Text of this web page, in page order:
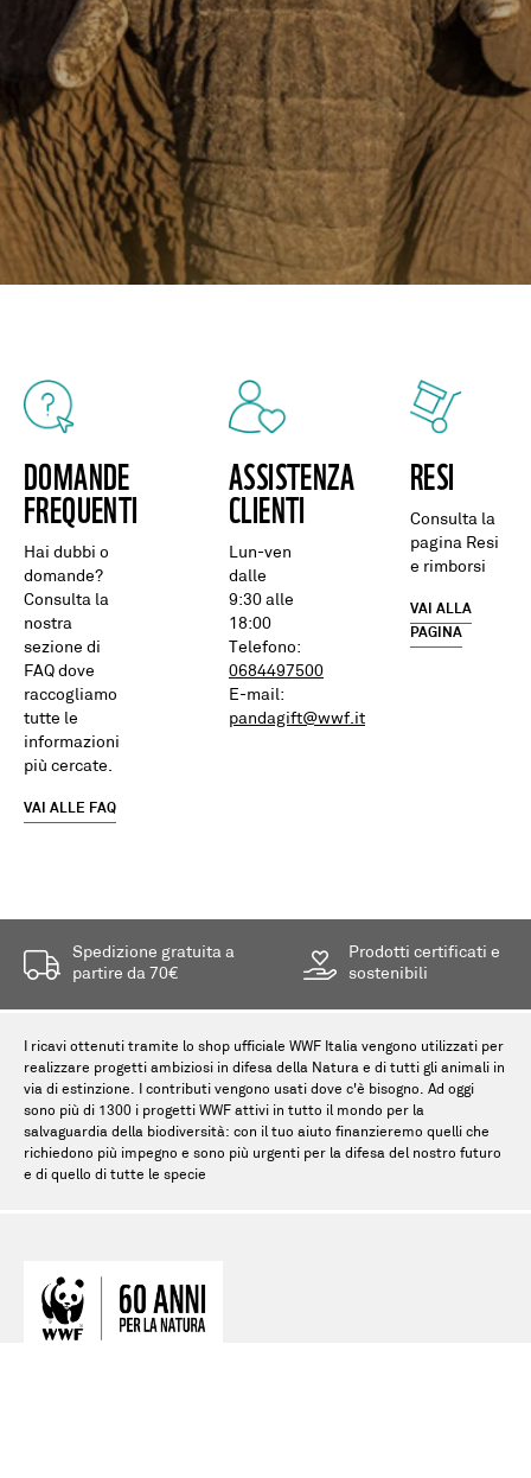
DOMANDE
FREQUENTI
Hai dubbi o
domande?
Consulta la
nostra
sezione di
FAQ dove
raccogliamo
tutte le
informazioni
più cercate.
VAI ALLE FAQ
ASSISTENZA
CLIENTI
Lun-ven
dalle
9:30 alle
18:00
Telefono:
0684497500
E-mail:
pandagift@wwf.it
RESI
Consulta la
pagina Resi
e rimborsi
VAI ALLA
PAGINA
Spedizione gratuita a
partire da 70€
Prodotti certificati e
sostenibili
I ricavi ottenuti tramite lo shop ufficiale WWF Italia vengono utilizzati per
realizzare progetti ambiziosi in difesa della Natura e di tutti gli animali in
via di estinzione. I contributi vengono usati dove c'è bisogno. Ad oggi
sono più di 1300 i progetti WWF attivi in tutto il mondo per la
salvaguardia della biodiversità: con il tuo aiuto finanzieremo quelli che
richiedono più impegno e sono più urgenti per la difesa del nostro futuro
e di quello di tutte le specie